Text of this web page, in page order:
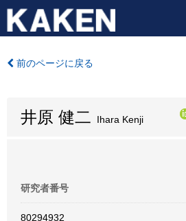
前のページに戻る
井原 健二 Ihara Kenji
研究者番号
80294932